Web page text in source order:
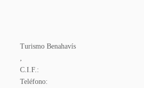
Turismo Benahavís
,
C.I.F.:
Teléfono: